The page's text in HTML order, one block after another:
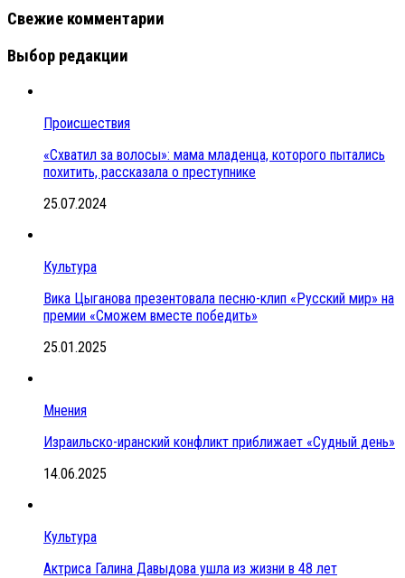
Свежие комментарии
Выбор редакции
Происшествия
«Схватил за волосы»: мама младенца, которого пытались
похитить, рассказала о преступнике
25.07.2024
Культура
Вика Цыганова презентовала песню-клип «Русский мир» на
премии «Сможем вместе победить»
25.01.2025
Мнения
Израильско-иранский конфликт приближает «Судный день»
14.06.2025
Культура
Актриса Галина Давыдова ушла из жизни в 48 лет